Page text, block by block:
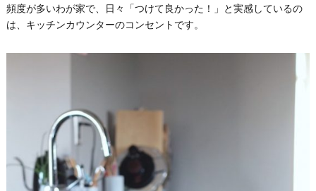
頻度が多いわが家で、日々「つけて良かった！」と実感しているの
は、キッチンカウンターのコンセントです。